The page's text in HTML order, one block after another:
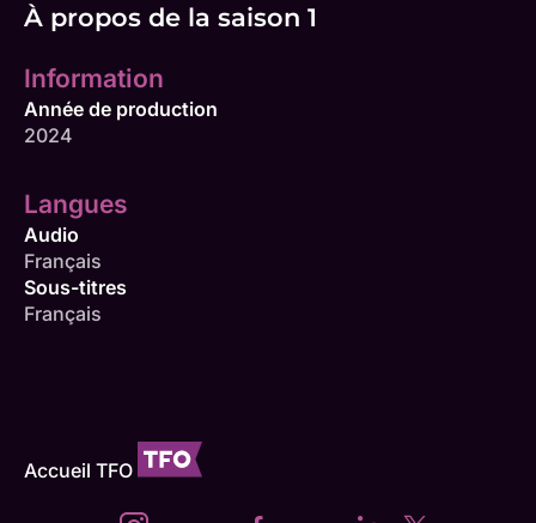
À propos de la saison 1
Information
Année de production
2024
Langues
Audio
Français
Sous-titres
Français
Accueil TFO